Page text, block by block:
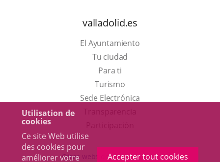
Utilisation de
cookies
Ce site Web utilise
des cookies pour
améliorer votre
Accepter tout cookies
valladolid.es
El Ayuntamiento
Tu ciudad
Para ti
TurismoEste
enlace
una
Sede Electrónica
externa.
Otras webs del ayuntamiento